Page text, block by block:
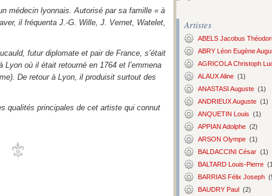
médecin lyonnais. Autorisé par sa famille « à
il fréquenta J.-G. Wille, J. Vernet, Watelet,
futur diplomate et pair de France, s’était
Lyon où il était retourné en 1764 et l’emmena
De retour à Lyon, il produisit surtout des
qualités principales de cet artiste qui connut
Artistes
ABELS Jacobus
ABRY Léon Eugène
AGRICOLA Christoph
ALAUX Aline (1)
ANASTASI Auguste (1)
ANDRIEUX Auguste (1)
ANQUETIN Louis (1)
APPIAN Adolphe (2)
ARSON Olympe (1)
BALDACCINI César (1)
BALTARD Louis-Pierre
BARRIAS Félix Joseph
BAUDRY Paul (2)